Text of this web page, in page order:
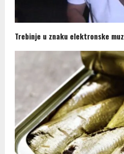
Trebinje u znaku elektronske